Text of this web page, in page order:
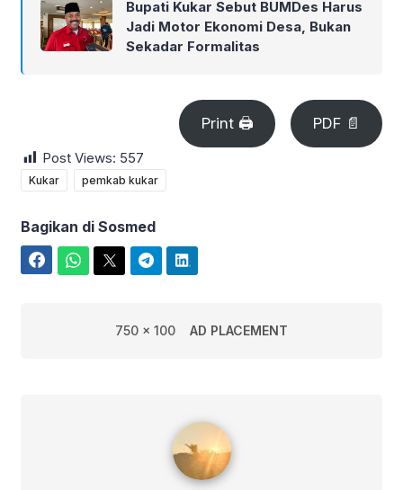
Bupati Kukar Sebut BUMDes Harus
Jadi Motor Ekonomi Desa, Bukan
Sekadar Formalitas
Print 🖨 PDF 📄
Post Views: 557
Kukar pemkab kukar
Bagikan di Sosmed
750 x 100 AD PLACEMENT